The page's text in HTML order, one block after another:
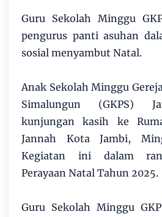
Guru Sekolah Minggu
pengurus panti asuhan
sosial menyambut Natal.
Anak Sekolah Minggu
Simalungun (GKPS)
kunjungan kasih ke
Jannah Kota Jambi,
Kegiatan ini dalam
Perayaan Natal Tahun 2025.
Guru Sekolah Minggu